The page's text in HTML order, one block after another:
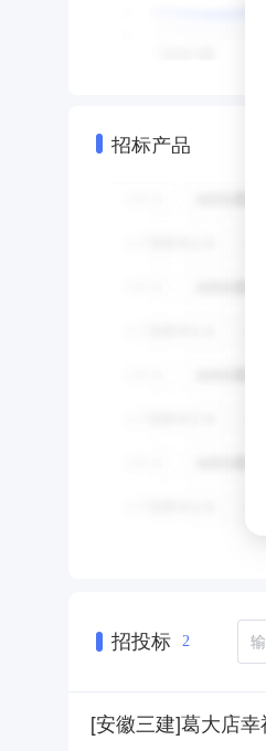
招标产品
招投标 2
[安徽三建]葛大店